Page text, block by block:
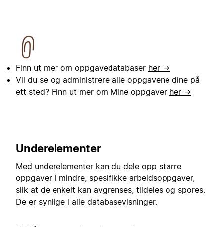
Finn ut mer om oppgavedatabaser her →
Vil du se og administrere alle oppgavene dine på
ett sted? Finn ut mer om Mine oppgaver her →
Underelementer
Med underelementer kan du dele opp større
oppgaver i mindre, spesifikke arbeidsoppgaver,
slik at de enkelt kan avgrenses, tildeles og spores.
De er synlige i alle databasevisninger.